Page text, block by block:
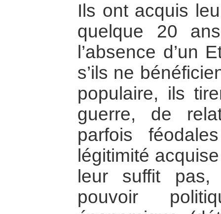
Ils ont acquis
quelque 20
l’absence d’un
s’ils ne
populaire, ils
guerre, de
parfois
légitimité
leur suffit
pouvoir